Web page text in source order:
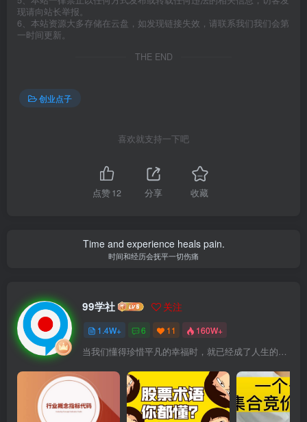
现请向站长举报。
6、本站资源大多存储在云盘，如发现链接失效，请联系我们我们会第
一时间更新。
THE END
创业点子
喜欢就支持一下吧
点赞12 分享 收藏
Time and experience heals pain.
时间和经历会抚平一切伤痛
99学社 关注
1.4W+ 6 11 160W+
当我们懂得珍惜平凡的幸福时，就已经成了人生的赢家